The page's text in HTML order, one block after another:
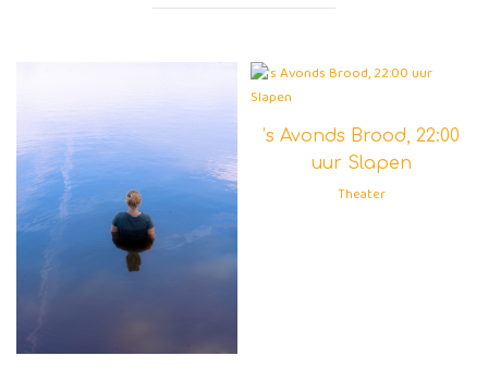
’s Avonds Brood, 22:00
uur Slapen
Theater